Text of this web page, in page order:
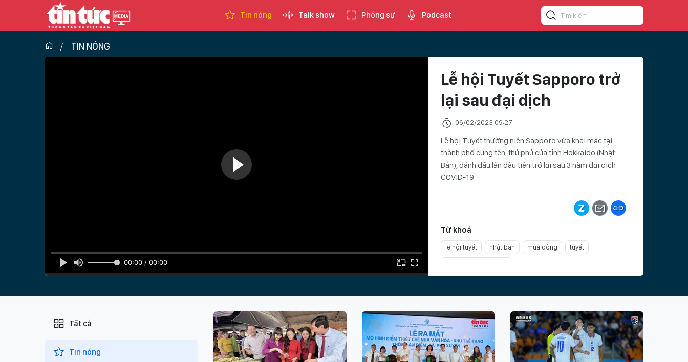
Tin nóng Talk show Phóng sự Podcast
TIN NÓNG
00:00 / 00:00
Lễ hội Tuyết Sapporo trở
lại sau đại dịch
06/02/2023 09:27
Lễ hội Tuyết thường niên Sapporo vừa khai mạc tại
thành phố cùng tên, thủ phủ của tỉnh Hokkaido (Nhật
Bản), đánh dấu lần đầu tiên trở lại sau 3 năm đại dịch
COVID-19.
Từ khoá
lễ hội tuyết nhật bản mùa đông tuyết
Ý KIẾN BẠN ĐỌC
Tất cả
Tin nóng